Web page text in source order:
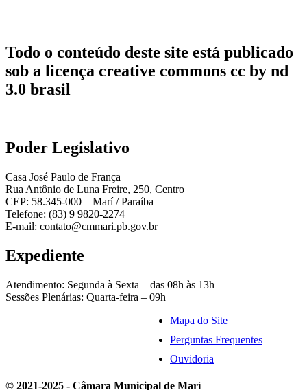
Todo o conteúdo deste site está publicado
sob a licença creative commons cc by nd
3.0 brasil
Poder Legislativo
Casa José Paulo de França
Rua Antônio de Luna Freire, 250, Centro
CEP: 58.345-000 – Marí / Paraíba
Telefone: (83) 9 9820-2274
E-mail: contato@cmmari.pb.gov.br
Expediente
Atendimento: Segunda à Sexta – das 08h às 13h
Sessões Plenárias: Quarta-feira – 09h
Mapa do Site
Perguntas Frequentes
Ouvidoria
© 2021-2025 - Câmara Municipal de Marí